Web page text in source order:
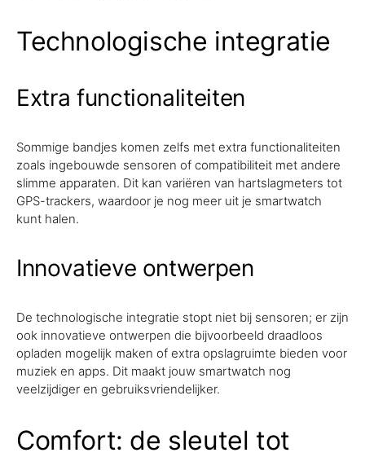
Technologische integratie
Extra functionaliteiten
Sommige bandjes komen zelfs met extra functionaliteiten
zoals ingebouwde sensoren of compatibiliteit met andere
slimme apparaten. Dit kan variëren van hartslagmeters tot
GPS-trackers, waardoor je nog meer uit je smartwatch
kunt halen.
Innovatieve ontwerpen
De technologische integratie stopt niet bij sensoren; er zijn
ook innovatieve ontwerpen die bijvoorbeeld draadloos
opladen mogelijk maken of extra opslagruimte bieden voor
muziek en apps. Dit maakt jouw smartwatch nog
veelzijdiger en gebruiksvriendelijker.
Comfort: de sleutel tot